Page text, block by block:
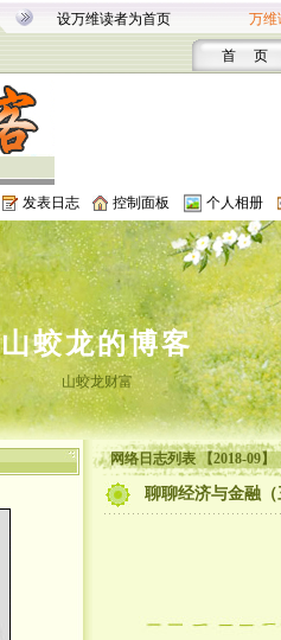
设万维读者为首页 万维
首 页
发表日志 控制面板 个人相册
山蛟龙的博客
山蛟龙财富
网络日志列表 【2018-09】
聊聊经济与金融（